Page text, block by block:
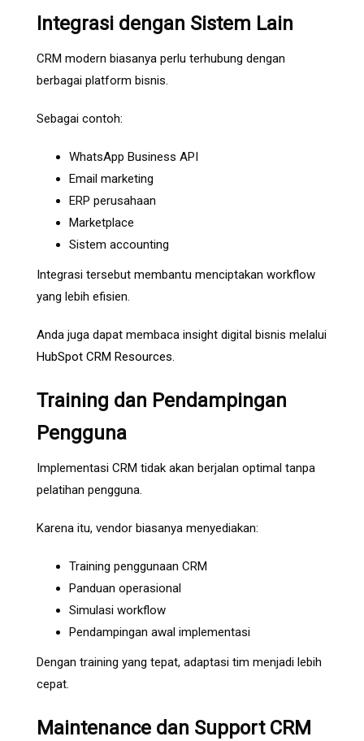
Integrasi dengan Sistem Lain
CRM modern biasanya perlu terhubung dengan
berbagai platform bisnis.
Sebagai contoh:
WhatsApp Business API
Email marketing
ERP perusahaan
Marketplace
Sistem accounting
Integrasi tersebut membantu menciptakan workflow
yang lebih efisien.
Anda juga dapat membaca insight digital bisnis melalui
HubSpot CRM Resources.
Training dan Pendampingan
Pengguna
Implementasi CRM tidak akan berjalan optimal tanpa
pelatihan pengguna.
Karena itu, vendor biasanya menyediakan:
Training penggunaan CRM
Panduan operasional
Simulasi workflow
Pendampingan awal implementasi
Dengan training yang tepat, adaptasi tim menjadi lebih
cepat.
Maintenance dan Support CRM